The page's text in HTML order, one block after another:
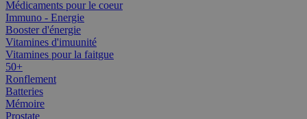
Médicaments pour le coeur
Immuno - Energie
Booster d'énergie
Vitamines d'imuunité
Vitamines pour la faitgue
50+
Ronflement
Batteries
Mémoire
Prostate